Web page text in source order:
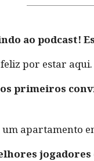
ao podcast!
por estar aqui.
primeiros
apartamento